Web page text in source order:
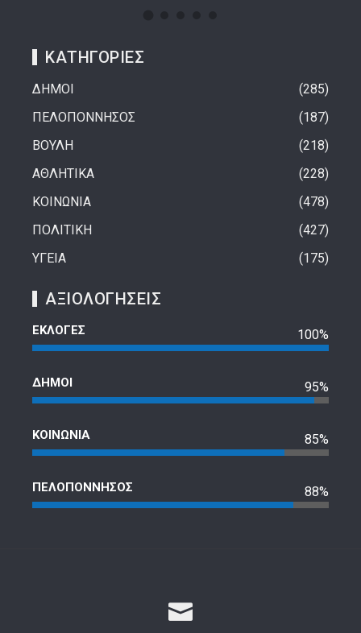
ΚΑΤΗΓΟΡΙΕΣ
ΔΗΜΟΙ
285
ΠΕΛΟΠΟΝΝΗΣΟΣ
187
ΒΟΥΛΗ
218
ΑΘΛΗΤΙΚΑ
228
ΚΟΙΝΩΝΙΑ
478
ΠΟΛΙΤΙΚΗ
427
ΥΓΕΙΑ
175
ΑΞΙΟΛΟΓΗΣΕΙΣ
ΕΚΛΟΓΕΣ 100%
ΔΗΜΟΙ 95%
ΚΟΙΝΩΝΙΑ 85%
ΠΕΛΟΠΟΝΝΗΣΟΣ 88%